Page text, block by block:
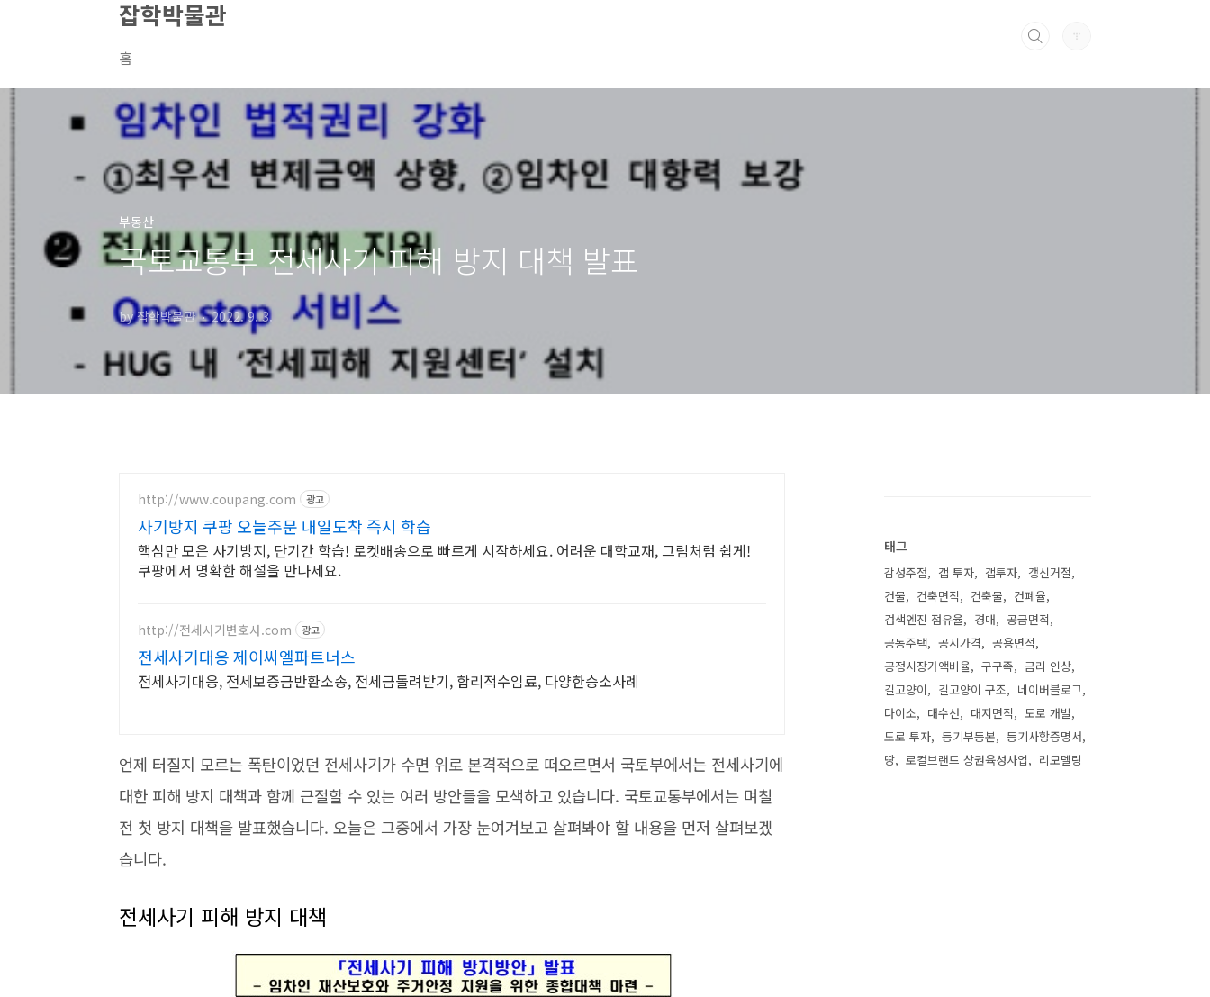
잡학박물관
홈
부동산
국토교통부 전세사기 피해 방지 대책 발표
by 잡학박물관 2022. 9. 3.
http://www.coupang.com 광고
사기방지 쿠팡 오늘주문 내일도착 즉시 학습
핵심만 모은 사기방지, 단기간 학습! 로켓배송으로 빠르게 시작하세요. 어려운 대학교재, 그림처럼 쉽게!
쿠팡에서 명확한 해설을 만나세요.
http://전세사기변호사.com 광고
전세사기대응 제이씨엘파트너스
전세사기대응, 전세보증금반환소송, 전세금돌려받기, 합리적수임료, 다양한승소사례
언제 터질지 모르는 폭탄이었던 전세사기가 수면 위로 본격적으로 떠오르면서 국토부에서는 전세사기에
대한 피해 방지 대책과 함께 근절할 수 있는 여러 방안들을 모색하고 있습니다. 국토교통부에서는 며칠
전 첫 방지 대책을 발표했습니다. 오늘은 그중에서 가장 눈여겨보고 살펴봐야 할 내용을 먼저 살펴보겠
습니다.
전세사기 피해 방지 대책
태그
감성주점 갭 투자 갭투자
갱신거절
건물
건축면적 건축물
건폐율
검색엔진 점유율
경매
공급면적
공동주택
공시가격
공용면적
공정시장가액비율
구구족
금리 인상
길고양이
길고양이 구조
네이버블로그
다이소
대수선 대지면적
도로 개발
도로 투자
등기부등본
등기사항증명서
땅
로컬브랜드 상권육성사업 리모델링